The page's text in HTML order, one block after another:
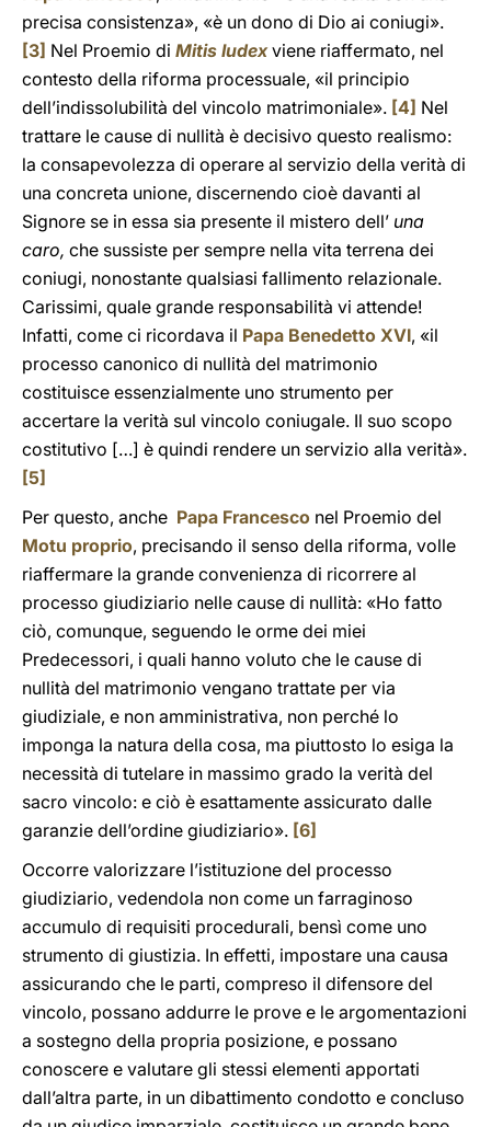
precisa consistenza», «è un dono di Dio ai coniugi».
[3] Nel Proemio di Mitis Iudex viene riaffermato, nel
contesto della riforma processuale, «il principio
dell’indissolubilità del vincolo matrimoniale». [4] Nel
trattare le cause di nullità è decisivo questo realismo:
la consapevolezza di operare al servizio della verità di
una concreta unione, discernendo cioè davanti al
Signore se in essa sia presente il mistero dell’ una
caro, che sussiste per sempre nella vita terrena dei
coniugi, nonostante qualsiasi fallimento relazionale.
Carissimi, quale grande responsabilità vi attende!
Infatti, come ci ricordava il Papa Benedetto XVI, «il
processo canonico di nullità del matrimonio
costituisce essenzialmente uno strumento per
accertare la verità sul vincolo coniugale. Il suo scopo
costitutivo […] è quindi rendere un servizio alla verità».
[5]
Per questo, anche Papa Francesco nel Proemio del
Motu proprio, precisando il senso della riforma, volle
riaffermare la grande convenienza di ricorrere al
processo giudiziario nelle cause di nullità: «Ho fatto
ciò, comunque, seguendo le orme dei miei
Predecessori, i quali hanno voluto che le cause di
nullità del matrimonio vengano trattate per via
giudiziale, e non amministrativa, non perché lo
imponga la natura della cosa, ma piuttosto lo esiga la
necessità di tutelare in massimo grado la verità del
sacro vincolo: e ciò è esattamente assicurato dalle
garanzie dell’ordine giudiziario». [6]
Occorre valorizzare l’istituzione del processo
giudiziario, vedendola non come un farraginoso
accumulo di requisiti procedurali, bensì come uno
strumento di giustizia. In effetti, impostare una causa
assicurando che le parti, compreso il difensore del
vincolo, possano addurre le prove e le argomentazioni
a sostegno della propria posizione, e possano
conoscere e valutare gli stessi elementi apportati
dall’altra parte, in un dibattimento condotto e concluso